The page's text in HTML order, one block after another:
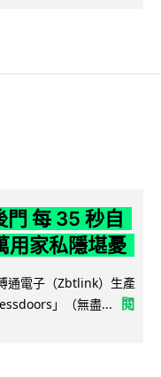
每 35 秒自
用家私隱堪憂
通電子（Zbtlink）生產
」（無盡...
閱